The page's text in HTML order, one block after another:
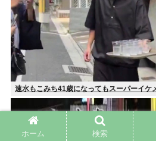
速水もこみち41歳になってもスーパーイケ
ホーム 検索